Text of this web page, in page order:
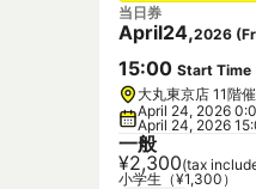
当日券
April24,2026 (
15:00 Start Time
大丸東京店 11階
April 24, 2026
April 24, 2026
一般
¥2,300(tax
小学生（¥1,300）